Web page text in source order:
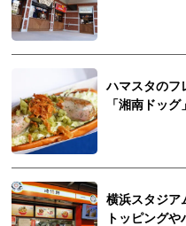
ハマスタのフ
「湘南ドッ
横浜スタジア
トッピング